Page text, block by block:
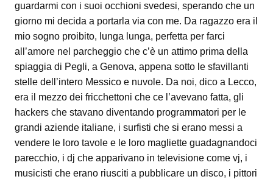
guardarmi con i suoi occhioni svedesi, sperando che un
giorno mi decida a portarla via con me. Da ragazzo era il
mio sogno proibito, lunga lunga, perfetta per farci
all’amore nel parcheggio che c’è un attimo prima della
spiaggia di Pegli, a Genova, appena sotto le sfavillanti
stelle dell’intero Messico e nuvole. Da noi, dico a Lecco,
era il mezzo dei fricchettoni che ce l’avevano fatta, gli
hackers che stavano diventando programmatori per le
grandi aziende italiane, i surfisti che si erano messi a
vendere le loro tavole e le loro magliette guadagnandoci
parecchio, i dj che apparivano in televisione come vj, i
musicisti che erano riusciti a pubblicare un disco, i pittori